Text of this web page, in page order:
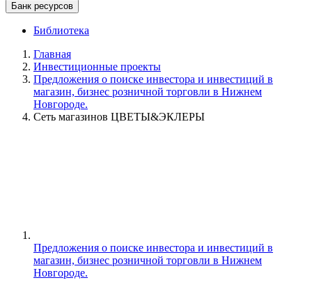
Банк ресурсов
Библиотека
Главная
Инвестиционные проекты
Предложения о поиске инвестора и инвестиций в
магазин, бизнес розничной торговли в Нижнем
Новгороде.
Сеть магазинов ЦВЕТЫ&ЭКЛЕРЫ
Предложения о поиске инвестора и инвестиций в
магазин, бизнес розничной торговли в Нижнем
Новгороде.